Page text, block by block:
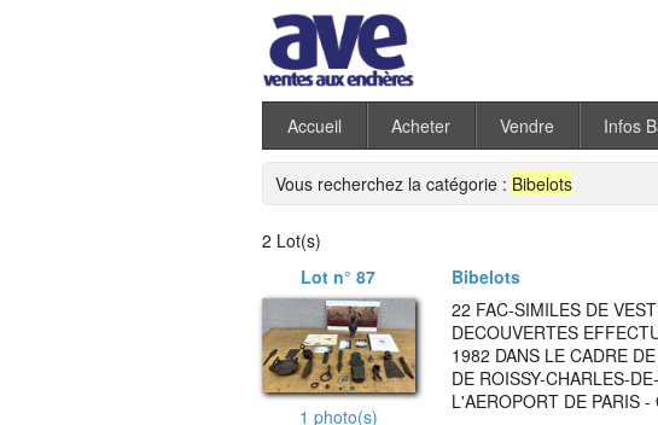
Accueil Acheter Vendre Infos
Vous recherchez la catégorie : Bibelots
2 Lot(s)
Lot n° 87
Bibelots
1 photo(s)
22 FAC-SIMILES DE
DECOUVERTES
1982 DANS LE CADRE
DE ROISSY-CHARLES-
L'AEROPORT DE PARIS -